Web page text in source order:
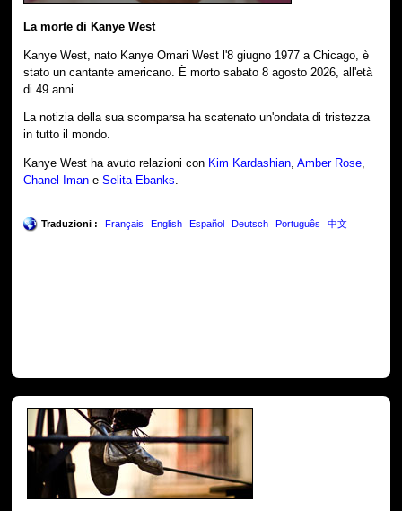
La morte di Kanye West
Kanye West, nato Kanye Omari West l'8 giugno 1977 a Chicago, è
stato un cantante americano. È morto sabato 8 agosto 2026, all'età
di 49 anni.
La notizia della sua scomparsa ha scatenato un'ondata di tristezza
in tutto il mondo.
Kanye West ha avuto relazioni con Kim Kardashian,Amber Rose,
Chanel Iman eSelita Ebanks.
Traduzioni : Français English Español Deutsch Português 中文